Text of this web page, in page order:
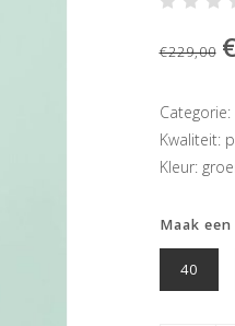
€229,00
Kwaliteit:
Kleur:
Maak
40